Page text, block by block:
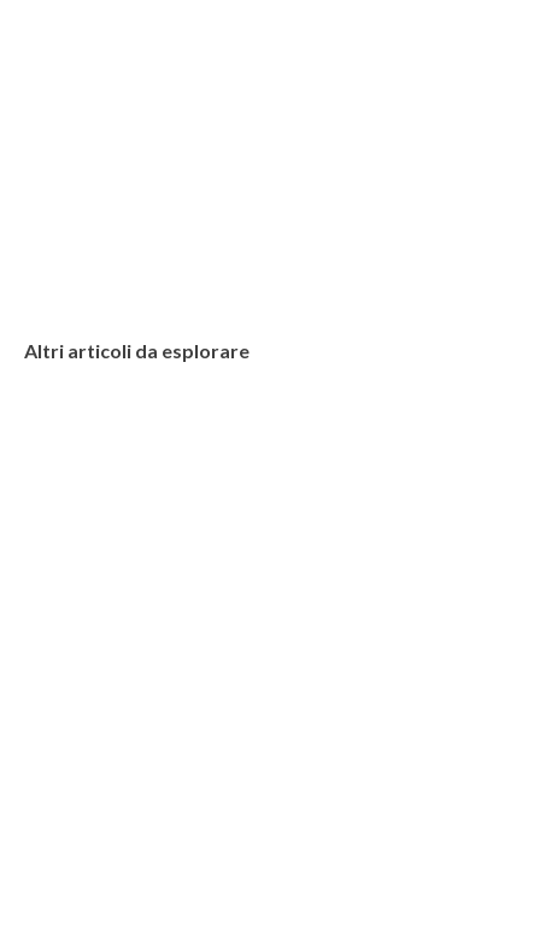
Altri articoli da esplorare